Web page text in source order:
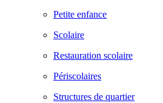
Petite enfance
Scolaire
Restauration scolaire
Périscolaires
Structures de quartier